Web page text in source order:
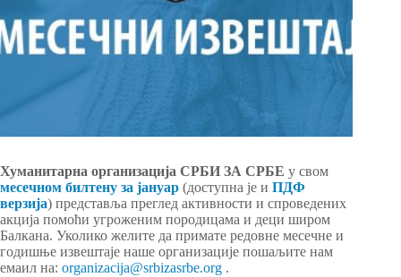
Хуманитарна организација СРБИ ЗА СРБЕ у свом
месечном билтену за јануар (доступна је и ПДФ
верзија) представља преглед активности и спроведених
акција помоћи угроженим породицама и деци широм
Балкана. Уколико желите да примате редовне месечне и
годишње извештаје наше организације пошаљите нам
емаил на: organizacija@srbizasrbe.org .